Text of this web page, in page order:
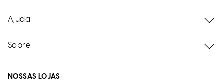
Ajuda
Sobre
NOSSAS LOJAS